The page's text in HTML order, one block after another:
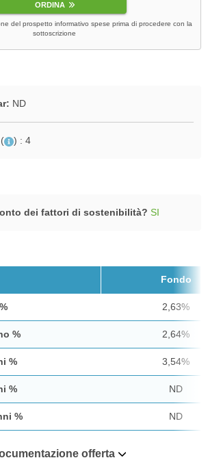
ORDINA
del prospetto informativo spese prima di procedere con la
sottoscrizione
ND
( ) : 4
dei fattori di sostenibilità? SI
Fondo
2,63%
% 2,64%
% 3,54%
% ND
% ND
offerta